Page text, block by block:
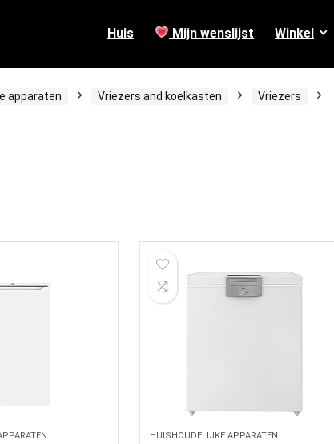
Huis Mijn wenslijst Winkel
apparaten Vriezers and koelkasten
Vriezers
HUISHOUDELIJKE APPARATEN